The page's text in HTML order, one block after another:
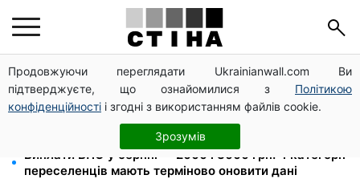
Продовжуючи переглядати Ukrainianwall.com Ви
підтверджуєте, що ознайомилися з Політикою
конфіденційності і згодні з використанням файлів cookie.
Зрозумів
172 940 грн захистять житло від арешту за
комуналку: з жовтня поріг — 432 тисячі
8 451 грн замість пакунка малюка: Пенсійний фонд
пояснив, як отримати гроші
Виплати ВПО у серпні — 2000 і 3000 грн: 4 категорії
переселенців мають терміново оновити дані